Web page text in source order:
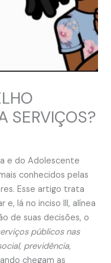
SERVIÇOS?
e do Adolescente
conhecidos pelas
Esse artigo trata
lá no inciso III, alínea
de suas decisões, o
públicos nas
previdência,
chegam as